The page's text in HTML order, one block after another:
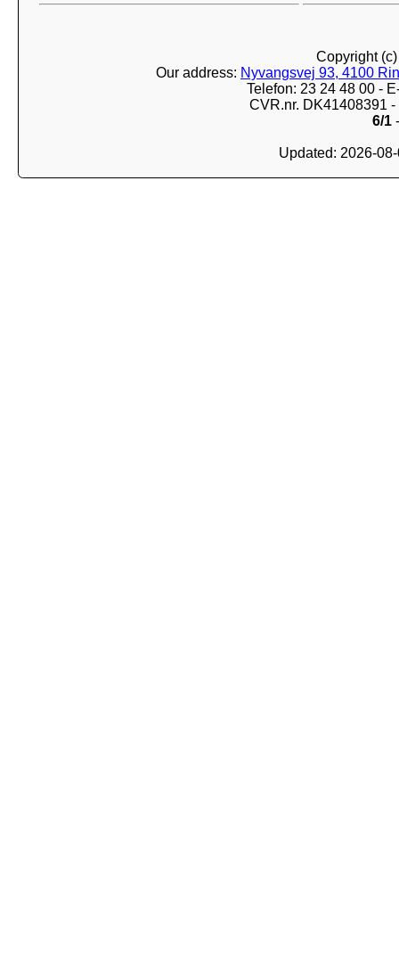
Copyright
Our address: Nyvangsvej 93, 4100
Telefon: 23 24 48 00 -
CVR.nr. DK41408391
6/1
Updated: 2026-